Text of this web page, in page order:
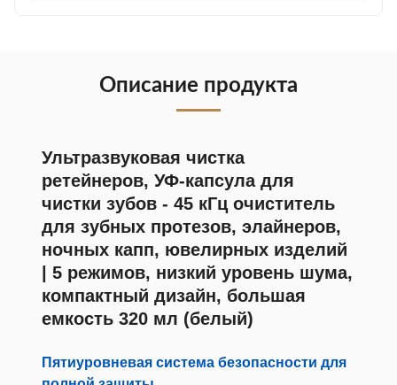
Описание продукта
Ультразвуковая чистка
ретейнеров, УФ-капсула для
чистки зубов - 45 кГц очиститель
для зубных протезов, элайнеров,
ночных капп, ювелирных изделий
| 5 режимов, низкий уровень шума,
компактный дизайн, большая
емкость 320 мл (белый)
Пятиуровневая система безопасности для